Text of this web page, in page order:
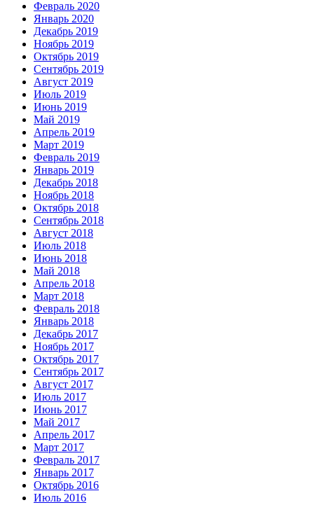
Февраль 2020
Январь 2020
Декабрь 2019
Ноябрь 2019
Октябрь 2019
Сентябрь 2019
Август 2019
Июль 2019
Июнь 2019
Май 2019
Апрель 2019
Март 2019
Февраль 2019
Январь 2019
Декабрь 2018
Ноябрь 2018
Октябрь 2018
Сентябрь 2018
Август 2018
Июль 2018
Июнь 2018
Май 2018
Апрель 2018
Март 2018
Февраль 2018
Январь 2018
Декабрь 2017
Ноябрь 2017
Октябрь 2017
Сентябрь 2017
Август 2017
Июль 2017
Июнь 2017
Май 2017
Апрель 2017
Март 2017
Февраль 2017
Январь 2017
Октябрь 2016
Июль 2016